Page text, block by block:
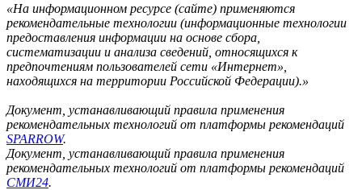
«На информационном ресурсе (сайте) применяются
рекомендательные технологии (информационные технологии
предоставления информации на основе сбора,
систематизации и анализа сведений, относящихся к
предпочтениям пользователей сети «Интернет»,
находящихся на территории Российской Федерации).»
Документ, устанавливающий правила применения
рекомендательных технологий от платформы рекомендаций
SPARROW.
Документ, устанавливающий правила применения
рекомендательных технологий от платформы рекомендаций
СМИ24.